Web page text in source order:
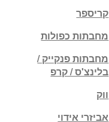
קריספר
מחבתות כפולות
מחבתות פנקייק /
בלינצ'ס / קרפ
ווק
אביזרי אידוי